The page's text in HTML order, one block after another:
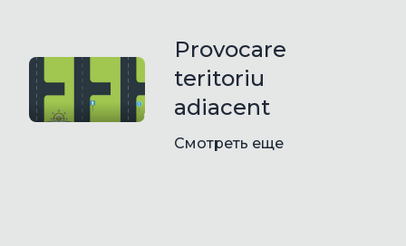
Provocare
teritoriu
adiacent
Смотреть еще